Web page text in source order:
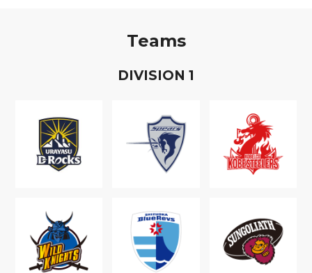
Teams
DIVISION 1